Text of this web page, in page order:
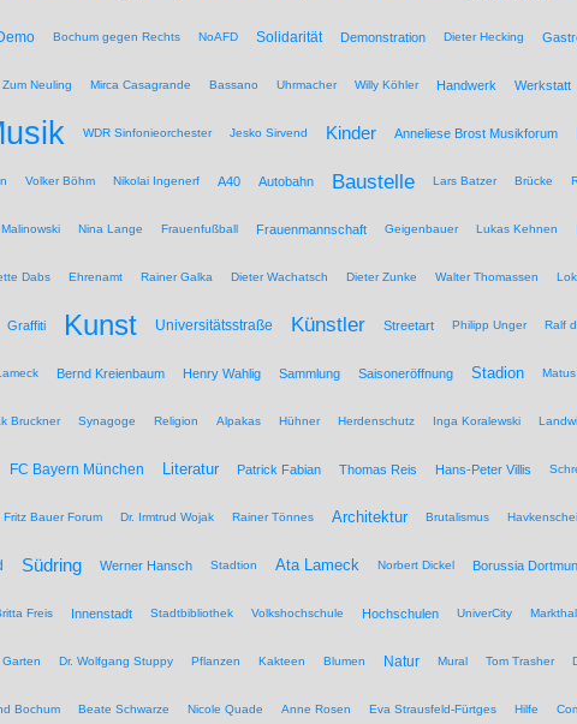
Bochum gegen Rechts NoAFD Solidarität Demonstration Dieter Hecking
Zum Neuling Mirca Casagrande Bassano Uhrmacher Willy Köhler Handwerk Werkstatt
WDR Sinfonieorchester Jesko Sirvend Kinder Anneliese Brost Musikforum
Volker Böhm Nikolai Ingenerf A40 Autobahn Baustelle Lars Batzer Brücke
Nina Lange Frauenfußball Frauenmannschaft Geigenbauer Lukas Kehnen
Dabs Ehrenamt Rainer Galka Dieter Wachatsch Dieter Zunke Walter Thomassen Lok
Graffiti Kunst Universitätsstraße Künstler Streetart Philipp Unger Ralf
Bernd Kreienbaum Henry Wahlig Sammlung Saisoneröffnung Stadion
Bruckner Synagoge Religion Alpakas Hühner Herdenschutz Inga Koralewski
FC Bayern München Literatur Patrick Fabian Thomas Reis Hans-Peter Villis
Fritz Bauer Forum Dr. Irmtrud Wojak Rainer Tönnes Architektur Brutalismus
Südring Werner Hansch Stadtion Ata Lameck Norbert Dickel Borussia
Freis Innenstadt Stadtbibliothek Volkshochschule Hochschulen UniverCity
Dr. Wolfgang Stuppy Pflanzen Kakteen Blumen Natur Mural Tom Trasher
Bochum Beate Schwarze Nicole Quade Anne Rosen Eva Strausfeld-Fürtges Hilfe